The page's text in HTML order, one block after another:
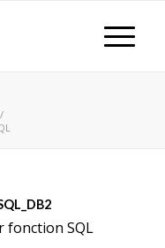
/
fonction SQL